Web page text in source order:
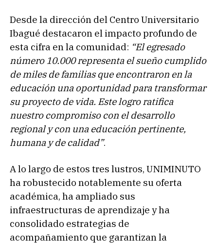
Desde la dirección del Centro Universitario
Ibagué destacaron el impacto profundo de
esta cifra en la comunidad: “El egresado
número 10.000 representa el sueño cumplido
de miles de familias que encontraron en la
educación una oportunidad para transformar
su proyecto de vida. Este logro ratifica
nuestro compromiso con el desarrollo
regional y con una educación pertinente,
humana y de calidad”.
A lo largo de estos tres lustros, UNIMINUTO
ha robustecido notablemente su oferta
académica, ha ampliado sus
infraestructuras de aprendizaje y ha
consolidado estrategias de
acompañamiento que garantizan la